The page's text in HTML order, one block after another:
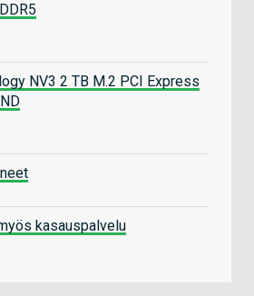
NV3 2 TB M.2 PCI Express
kasauspalvelu